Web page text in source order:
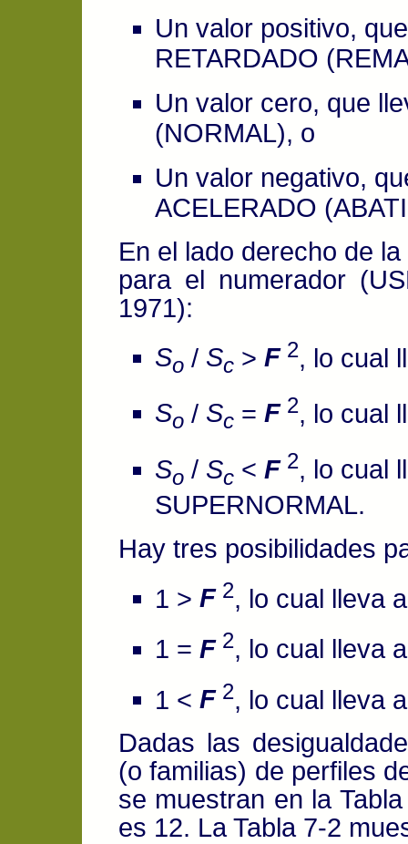
Un valor positivo,
RETARDADO
Un valor cero, que
(NORMAL), o
Un valor negativo,
ACELERADO
En el lado derecho de
para el numerador
1971):
So / Sc > F2, lo cual
So / Sc = F2, lo cual
So / Sc < F2, lo cual
SUPERNORMAL.
Hay tres posibilidades
1 > F2, lo cual lleva
1 = F2, lo cual lleva
1 < F2, lo cual lleva
Dadas las
(o familias) de perfiles
se muestran en la
es 12. La Tabla 7-2